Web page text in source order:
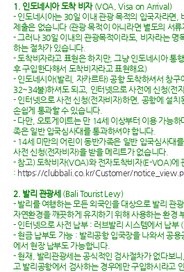
1. 인도네시아 도착 비자(VOA, Visa on Arrival)
- 인도네시아는 30일 이내 관광 목적의 입국자라면,
제출은 없습니다 (관광 목적이 아니라면 별도의 서
- 그러나 30일 이내의 관광목적이라도, 비자라는 명
하는 절차가 있습니다.
- 도착비자라고 표현은 하지만, 그냥 인도네시아 통
후 구입한다해서 도착비자라고 표현해요)
- 인도네시아(발리, 자카르타) 공항 도착하셔서 창
32~34불)하셔도 되고, 인터넷으로 사전에 신청(전
- 인터넷으로 사전 신청(전자비자)하면, 공항에 설치
손쉽게 통과할 수 있습니다.
- 다만, 오토게이트는 만 14세 이상부터 이용 가능
족은 일반 입국심사대를 통과하셔야 합니다.
- 14세 미만의 어린이 동반가족은 일반 입국심사대
사전 신청(전자비자)을 받을 메리트가 없습니다.
- 참고) 도착비자(VOA)와 전자도착비자(E-VOA)에
: https://clubbali.co.kr/Customer/
2. 발리 관광세(Bali Tourist Levy)
- 발리를 여행하는 모든 외국인을 대상으로 발리 관
자연환경을 깨끗하게 유지하기 위해 사용하는 환경
- 인터넷으로 사전 납부 : 러브발리 시스템에서 납부
- 현금 납부도 가능 : 발리공항 입국장을 나와서 공
에서 현장 납부도 가능합니다.
- 현재, 발리관광세는 공식적인 검사절차가 없다보
고 발리공항에서 검사하는 경우에만 구입하시라고